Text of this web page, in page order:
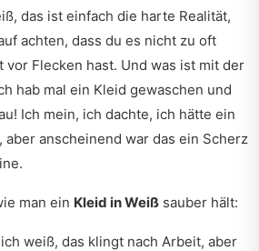
das ist einfach die harte Realität,
achten, dass du es nicht zu oft
vor Flecken hast. Und was ist mit der
hab mal ein Kleid gewaschen und
Ich mein, ich dachte, ich hätte ein
aber anscheinend war das ein Scherz
man ein Kleid in Weiß sauber hält:
ich weiß, das klingt nach Arbeit, aber